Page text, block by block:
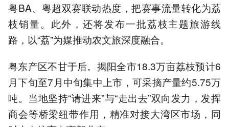
粤BA、粤超双赛联动热度，把赛事流量转化为荔
枝销量。此外，还将发布一批荔枝主题旅游线
路，以“荔”为媒推动农文旅深度融合。
粤东产区不甘于后。揭阳全市18.3万亩荔枝预计6
月下旬至7月中旬集中上市，可采摘产量约5.75万
吨。当地坚持“请进来”与“走出去”双向发力，发挥
商会等桥梁纽带作用，精准对接大湾区市场，同